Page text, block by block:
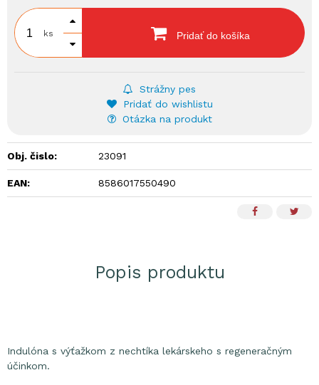
ks Pridať do košíka
Strážny pes
Pridať do wishlistu
Otázka na produkt
Obj. čislo: 23091
EAN: 8586017550490
Popis produktu
Indulóna s výťažkom z nechtíka lekárskeho s regeneračným
účinkom.